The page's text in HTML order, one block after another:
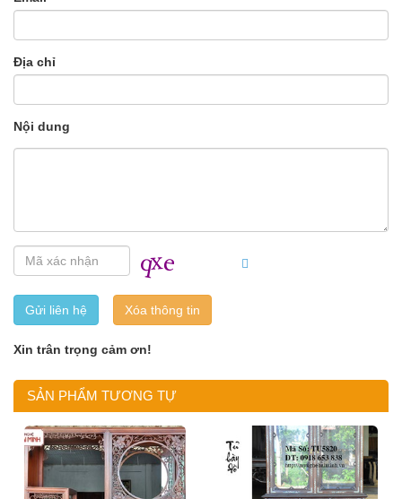
Địa chỉ
Nội dung
Gửi liên hệ
Xin trân trọng cảm ơn!
SẢN PHẨM TƯƠNG TỰ